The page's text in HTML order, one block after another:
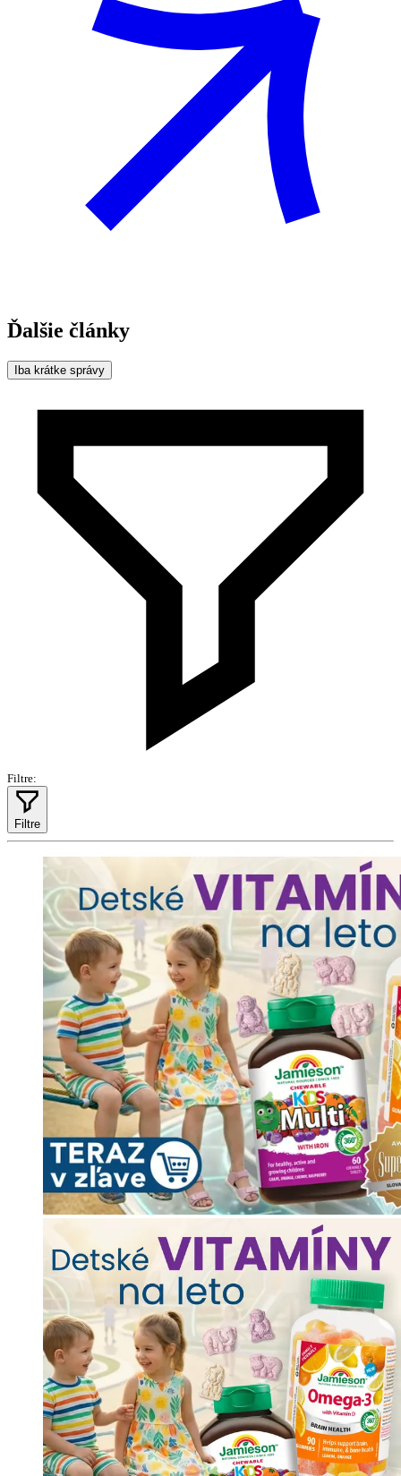
Ďalšie články
Iba krátke správy
Filtre:
Filtre